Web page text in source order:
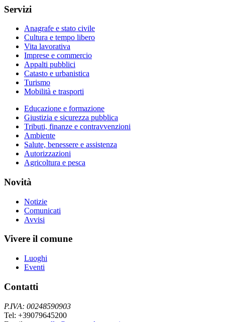
Servizi
Anagrafe e stato civile
Cultura e tempo libero
Vita lavorativa
Imprese e commercio
Appalti pubblici
Catasto e urbanistica
Turismo
Mobilità e trasporti
Educazione e formazione
Giustizia e sicurezza pubblica
Tributi, finanze e contravvenzioni
Ambiente
Salute, benessere e assistenza
Autorizzazioni
Agricoltura e pesca
Novità
Notizie
Comunicati
Avvisi
Vivere il comune
Luoghi
Eventi
Contatti
P.IVA: 00248590903
Tel: +39079645200